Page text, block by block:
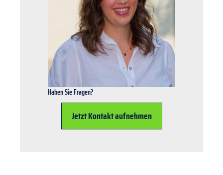
Haben Sie Fragen?
Jetzt Kontakt aufnehmen